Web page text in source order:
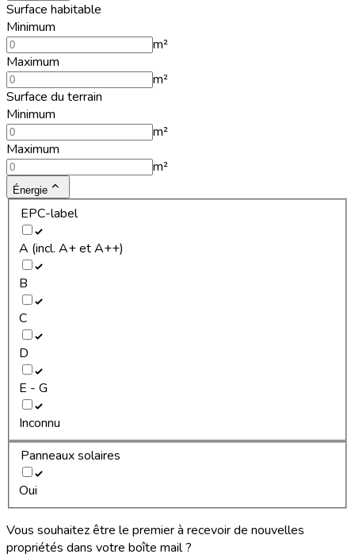
Surface habitable
Minimum
m²
Maximum
m²
Surface du terrain
Minimum
m²
Maximum
m²
Énergie
EPC-label
A (incl. A+ et A++)
B
C
D
E - G
Inconnu
Panneaux solaires
Oui
Vous souhaitez être le premier à recevoir de nouvelles
propriétés dans votre boîte mail ?